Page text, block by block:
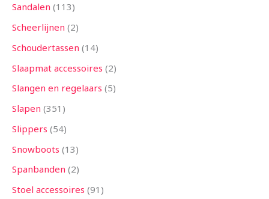
Sandalen 113
Scheerlijnen 2
Schoudertassen 14
Slaapmat accessoires 2
Slangen en regelaars 5
Slapen 351
Slippers 54
Snowboots 13
Spanbanden 2
Stoel accessoires 91